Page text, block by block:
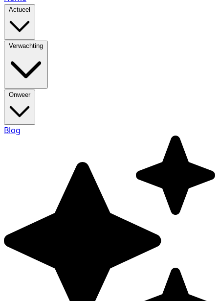
Actueel
Verwachting
Onweer
Blog